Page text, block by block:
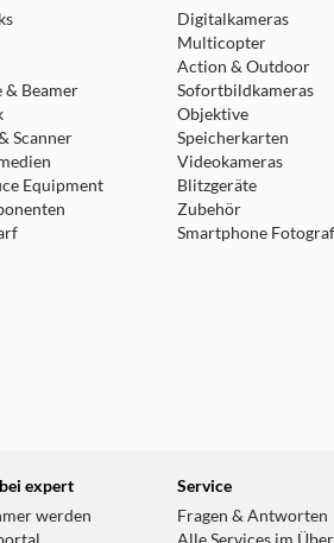
Kaffeeauslauf oder eine mit Milch
aus dem Cappuccinoauslauf,
Beamer
Scanner
Equipment
Digitalkameras
Multicopter
Action & Outdoor
Sofortbildkameras
Objektive
Speicherkarten
Videokameras
Blitzgeräte
Zubehör
Smartphone
expert
werden
Service
Fragen & Antworten